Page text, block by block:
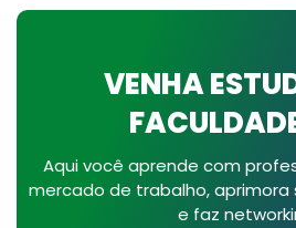
VENHA
Aqui você aprende com
mercado de trabalho, aprimora
e faz